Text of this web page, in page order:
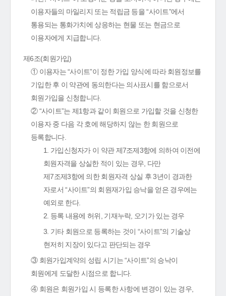
이용자들의 마일리지 또는 적립금 등을 “사이트”에서
통용되는 통화가치에 상응하는 현물 또는 현금으로
이용자에게 지급합니다.
제6조(회원가입)
① 이용자는 “사이트”이 정한 가입 양식에 따라 회원정보를
기입한 후 이 약관에 동의한다는 의사표시를 함으로서
회원가입을 신청합니다.
② “사이트”는 제1항과 같이 회원으로 가입할 것을 신청한
이용자 중 다음 각 호에 해당하지 않는 한 회원으로
등록합니다.
1. 가입신청자가 이 약관 제7조제3항에 의하여 이전에
회원자격을 상실한 적이 있는 경우, 다만
제7조제3항에 의한 회원자격 상실 후 3년이 경과한
자로서 “사이트”의 회원재가입 승낙을 얻은 경우에는
예외로 한다.
2. 등록 내용에 허위, 기재누락, 오기가 있는 경우
3. 기타 회원으로 등록하는 것이 “사이트”의 기술상
현저히 지장이 있다고 판단되는 경우
③ 회원가입계약의 성립 시기는 “사이트”의 승낙이
회원에게 도달한 시점으로 합니다.
④ 회원은 회원가입 시 등록한 사항에 변경이 있는 경우,